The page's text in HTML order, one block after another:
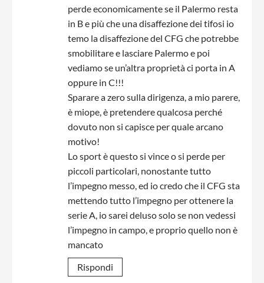
perde economicamente se il Palermo resta
in B e più che una disaffezione dei tifosi io
temo la disaffezione del CFG che potrebbe
smobilitare e lasciare Palermo e poi
vediamo se un’altra proprietà ci porta in A
oppure in C!!!
Sparare a zero sulla dirigenza, a mio parere,
è miope, è pretendere qualcosa perché
dovuto non si capisce per quale arcano
motivo!
Lo sport è questo si vince o si perde per
piccoli particolari, nonostante tutto
l’impegno messo, ed io credo che il CFG sta
mettendo tutto l’impegno per ottenere la
serie A, io sarei deluso solo se non vedessi
l’impegno in campo, e proprio quello non è
mancato
Rispondi